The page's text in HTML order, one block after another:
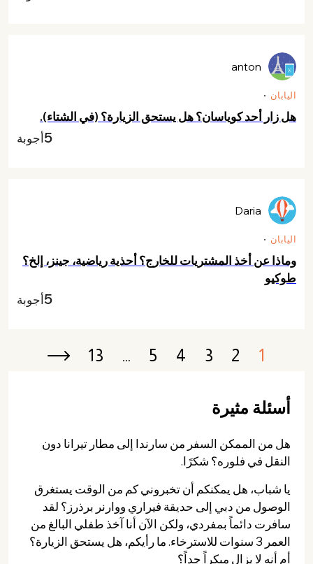
اليابان
هل زار أحد كوياسان؟ هل يستحق الزيارة؟ (في الشتاء).
anton
5أجوبة
اليابان
وماذا عن أخذ المشتريات للخارج؟ أحذية رياضية، جينز، إلخ؟
طوكيو
Daria
5أجوبة
1
2
3
4
5
…
13
أسئلة مثيرة
هل من الممكن السفر من سارندا إلى مطار تيرانا دون
النقل في فلوره؟ شكرًا.
يا شباب، هل يمكنكم أن تخبروني كم من الوقت يستغرق
الوصول من دبي إلى حديقة فيراري ووارنر برذرز؟ لقد
سافرت دائماً بمفردي، ولكن الآن أنا آخذ طفلي البالغ من
العمر 3 سنوات للاسترخاء. ما رأيكم، هل يستحق الزيارة؟
أم أنه لا يزال مبكراً جداً؟